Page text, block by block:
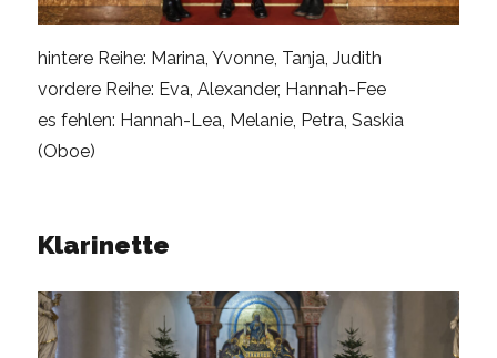
hintere Reihe: Marina, Yvonne, Tanja, Judith
vordere Reihe: Eva, Alexander, Hannah-Fee
es fehlen: Hannah-Lea, Melanie, Petra, Saskia
(Oboe)
Klarinette